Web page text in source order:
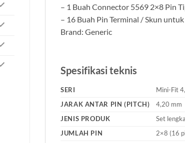
– 1 Buah Connector 5569 2×8 Pin
– 16 Buah Pin Terminal / Skun
Brand: Generic
Spesifikasi teknis
SERI
Mini-Fit
JARAK ANTAR PIN (PITCH)
4,20 mm
JENIS PRODUK
Set
JUMLAH PIN
2×8 (16